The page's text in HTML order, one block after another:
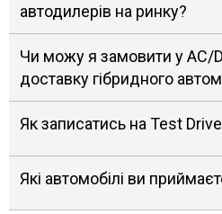
автодилерів на ринку?
Чи можу я замовити у AC/
доставку гібридного
Як записатись на Test
Які автомобілі ви